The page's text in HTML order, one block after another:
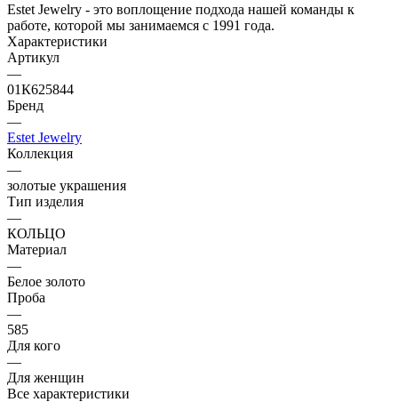
Estet Jewelry - это воплощение подхода нашей команды к
работе, которой мы занимаемся с 1991 года.
Характеристики
Артикул
—
01К625844
Бренд
—
Estet Jewelry
Коллекция
—
золотые украшения
Тип изделия
—
КОЛЬЦО
Материал
—
Белое золото
Проба
—
585
Для кого
—
Для женщин
Все характеристики